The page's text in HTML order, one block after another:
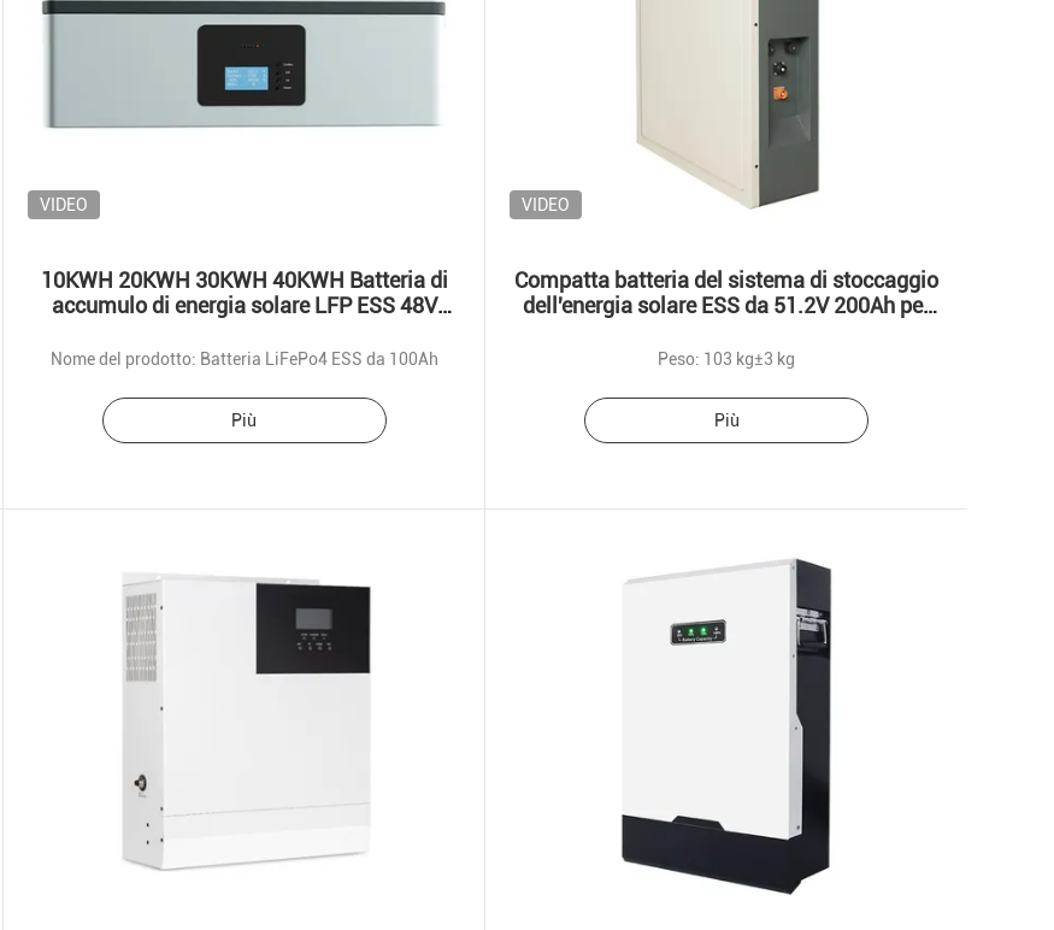
VIDEO
10KWH 20KWH 30KWH 40KWH Batteria di
accumulo di energia solare LFP ESS 48V
Nome del prodotto: Batteria LiFePo4 ESS da 100Ah
Più
VIDEO
Compatta batteria del sistema di stoccaggio
dell'energia solare ESS da 51.2V 200Ah per
Peso: 103 kg±3 kg
Più